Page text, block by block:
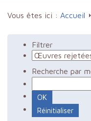
Vous êtes ici : Accueil
Filtrer
Recherche par